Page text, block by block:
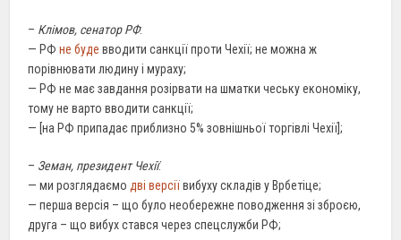
– Клімов, сенатор РФ:
— РФне буде вводити санкції проти Чехії; не можна ж
порівнювати людину і мураху;
— РФ не має завдання розірвати на шматки чеську економіку,
тому не варто вводити санкції;
— [на РФ припадає приблизно 5% зовнішньої торгівлі Чехії];
– Земан, президент Чехії:
— ми розглядаємо дві версіївибуху складів у Врбетіце;
— перша версія – що було необережне поводження зі зброєю,
друга – що вибух стався через спецслужби РФ;